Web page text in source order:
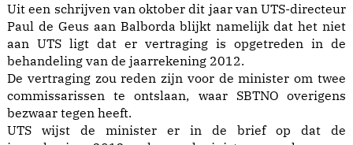
Uit een schrijven van oktober dit jaar van UTS-directeur
Paul de Geus aan Balborda blijkt namelijk dat het niet
aan UTS ligt dat er vertraging is opgetreden in de
behandeling van de jaarrekening 2012.
De vertraging zou reden zijn voor de minister om twee
commissarissen te ontslaan, waar SBTNO overigens
bezwaar tegen heeft.
UTS wijst de minister er in de brief op dat de